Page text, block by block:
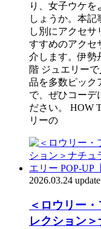
り、女子ウケを
しょうか。本記
し別にアクセサ
すすめのアクセ
介します。伊勢
階 ジュエリー
品を多数ピック
で、ぜひコーデ
ださい。 HOW
リーの
2026.03.24 update
＜ロウリー
レクション